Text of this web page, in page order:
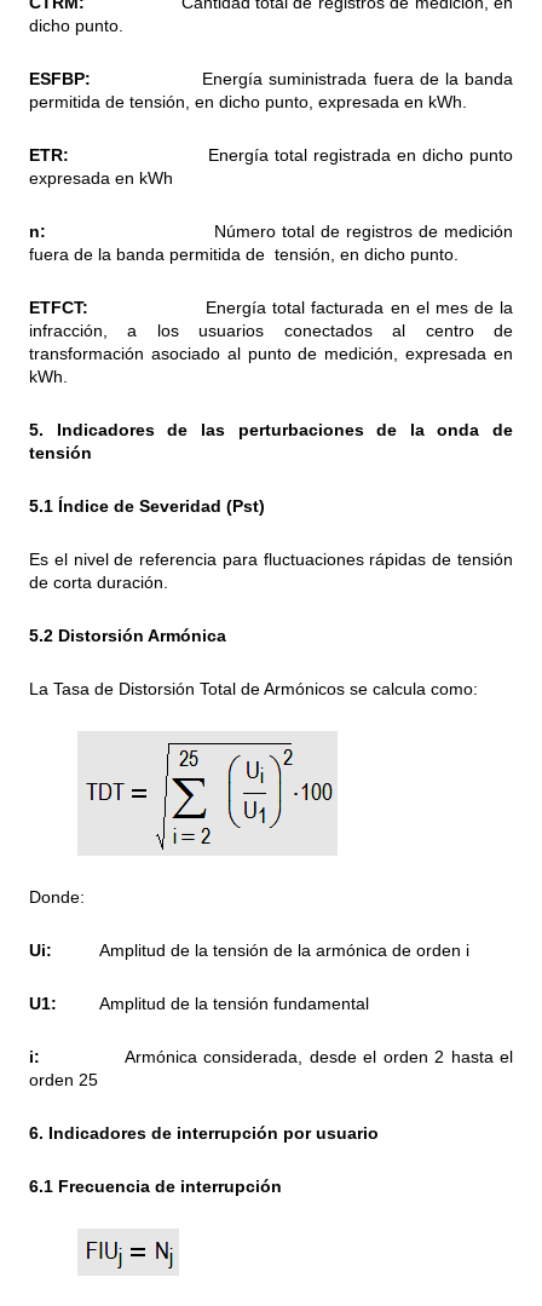
dicho punto.
ESFBP: Energía suministrada fuera de la banda
permitida de tensión, en dicho punto, expresada en kWh.
ETR: Energía total registrada en dicho punto
expresada en kWh
n: Número total de registros de medición
fuera de la banda permitida de tensión, en dicho punto.
ETFCT: Energía total facturada en el mes de la
infracción, a los usuarios conectados al centro de
transformación asociado al punto de medición, expresada en
kWh.
5. Indicadores de las perturbaciones de la onda de
tensión
5.1 Índice de Severidad (Pst)
Es el nivel de referencia para fluctuaciones rápidas de tensión
de corta duración.
5.2 Distorsión Armónica
La Tasa de Distorsión Total de Armónicos se calcula como:
Donde:
Ui: Amplitud de la tensión de la armónica de orden i
U1: Amplitud de la tensión fundamental
i: Armónica considerada, desde el orden 2 hasta el
orden 25
6. Indicadores de interrupción por usuario
6.1 Frecuencia de interrupción